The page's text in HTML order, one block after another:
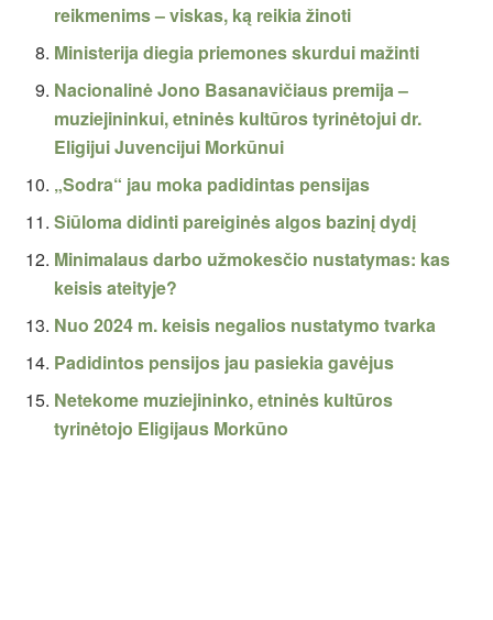
reikmenims – viskas, ką reikia žinoti
Ministerija diegia priemones skurdui mažinti
Nacionalinė Jono Basanavičiaus premija –
muziejininkui, etninės kultūros tyrinėtojui dr.
Eligijui Juvencijui Morkūnui
„Sodra“ jau moka padidintas pensijas
Siūloma didinti pareiginės algos bazinį dydį
Minimalaus darbo užmokesčio nustatymas: kas
keisis ateityje?
Nuo 2024 m. keisis negalios nustatymo tvarka
Padidintos pensijos jau pasiekia gavėjus
Netekome muziejininko, etninės kultūros
tyrinėtojo Eligijaus Morkūno